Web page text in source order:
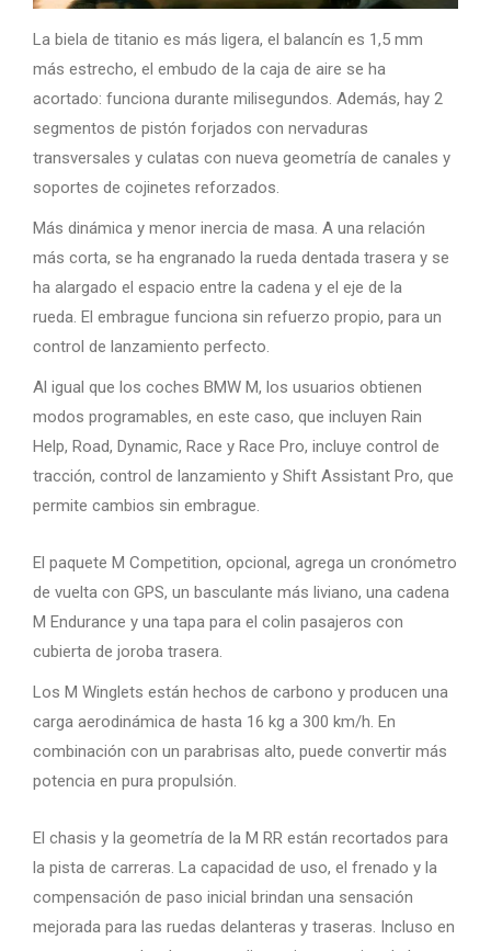
La biela de titanio es más ligera, el balancín es 1,5 mm
más estrecho, el embudo de la caja de aire se ha
acortado: funciona durante milisegundos. Además, hay 2
segmentos de pistón forjados con nervaduras
transversales y culatas con nueva geometría de canales y
soportes de cojinetes reforzados.
Más dinámica y menor inercia de masa. A una relación
más corta, se ha engranado la rueda dentada trasera y se
ha alargado el espacio entre la cadena y el eje de la
rueda. El embrague funciona sin refuerzo propio, para un
control de lanzamiento perfecto.
Al igual que los coches BMW M, los usuarios obtienen
modos programables, en este caso, que incluyen Rain
Help, Road, Dynamic, Race y Race Pro, incluye control de
tracción, control de lanzamiento y Shift Assistant Pro, que
permite cambios sin embrague.
El paquete M Competition, opcional, agrega un cronómetro
de vuelta con GPS, un basculante más liviano, una cadena
M Endurance y una tapa para el colin pasajeros con
cubierta de joroba trasera.
Los M Winglets están hechos de carbono y producen una
carga aerodinámica de hasta 16 kg a 300 km/h. En
combinación con un parabrisas alto, puede convertir más
potencia en pura propulsión.
El chasis y la geometría de la M RR están recortados para
la pista de carreras. La capacidad de uso, el frenado y la
compensación de paso inicial brindan una sensación
mejorada para las ruedas delanteras y traseras. Incluso en